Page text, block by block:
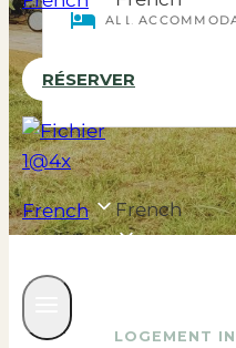
RÉSERVER
French French
LOGEMENT